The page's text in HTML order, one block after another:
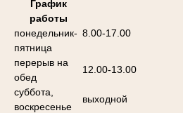
График
работы
понедельник-
пятница
8.00-17.00
перерыв на
обед
12.00-13.00
суббота,
воскресенье
выходной